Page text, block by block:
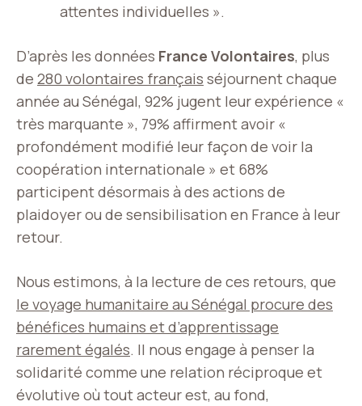
attentes individuelles ».
D’après les données France Volontaires, plus
de 280 volontaires français séjournent chaque
année au Sénégal, 92% jugent leur expérience «
très marquante », 79% affirment avoir «
profondément modifié leur façon de voir la
coopération internationale » et 68%
participent désormais à des actions de
plaidoyer ou de sensibilisation en France à leur
retour.
Nous estimons, à la lecture de ces retours, que
le voyage humanitaire au Sénégal procure des
bénéfices humains et d’apprentissage
rarement égalés. Il nous engage à penser la
solidarité comme une relation réciproque et
évolutive où tout acteur est, au fond,